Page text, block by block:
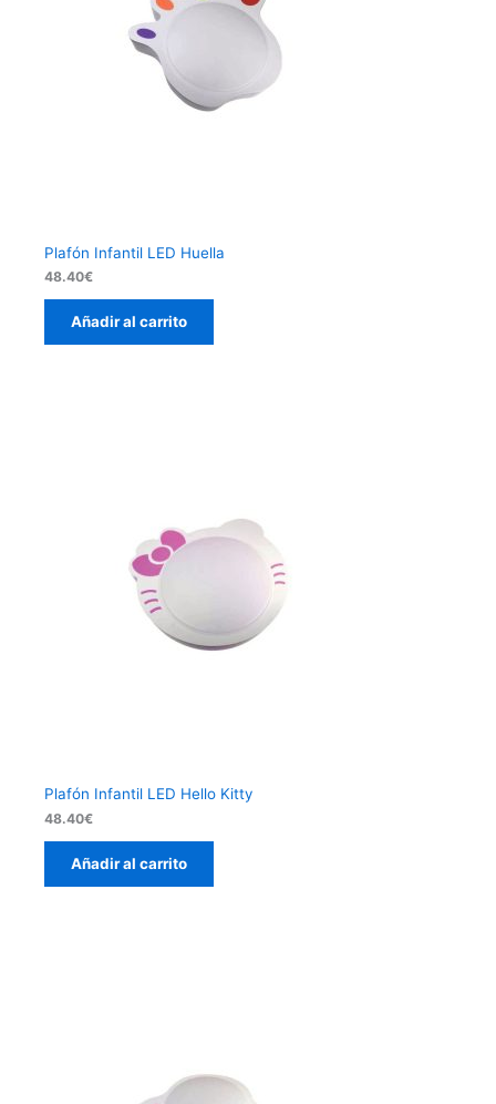
Plafón Infantil LED Huella
48.40€
Añadir al carrito
Plafón Infantil LED Hello Kitty
48.40€
Añadir al carrito